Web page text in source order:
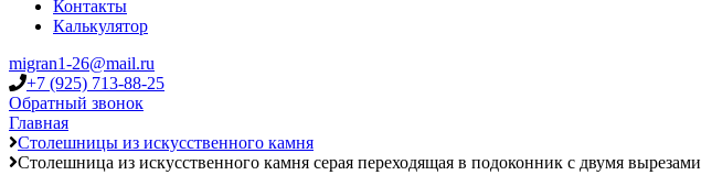
Контакты
Калькулятор
migran1-26@mail.ru
+7 (925) 713-88-25
Обратный звонок
Главная
Столешницы из искусственного камня
Столешница из искусственного камня серая переходящая в подоконник с двумя вырезами